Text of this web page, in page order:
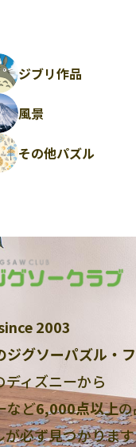
ジブリ作品
風景
その他パズル
2003
グソーパズル・
ディズニーから
など6,000点以上
が必ず見つかりま